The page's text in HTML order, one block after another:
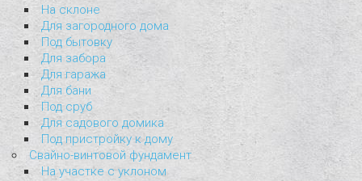
На склоне
Для загородного дома
Под бытовку
Для забора
Для гаража
Для бани
Под сруб
Для садового домика
Под пристройку к дому
Свайно-винтовой фундамент
На участке с уклоном